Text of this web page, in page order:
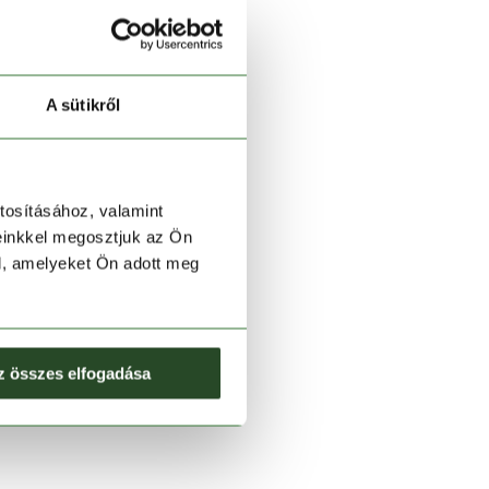
A sütikről
valamint
megosztjuk az Ön
amelyeket Ön adott meg
összes elfogadása